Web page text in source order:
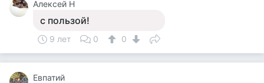
Алексей Н
с пользой!
9 лет 0 0
Евпатий